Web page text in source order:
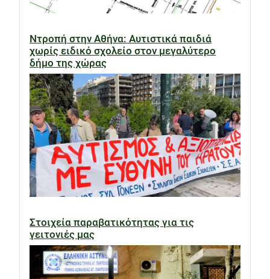
Ντροπή στην Αθήνα: Αυτιστικά παιδιά
χωρίς ειδικό σχολείο στον μεγαλύτερο
δήμο της χώρας
Στοιχεία παραβατικότητας για τις
γειτονιές μας